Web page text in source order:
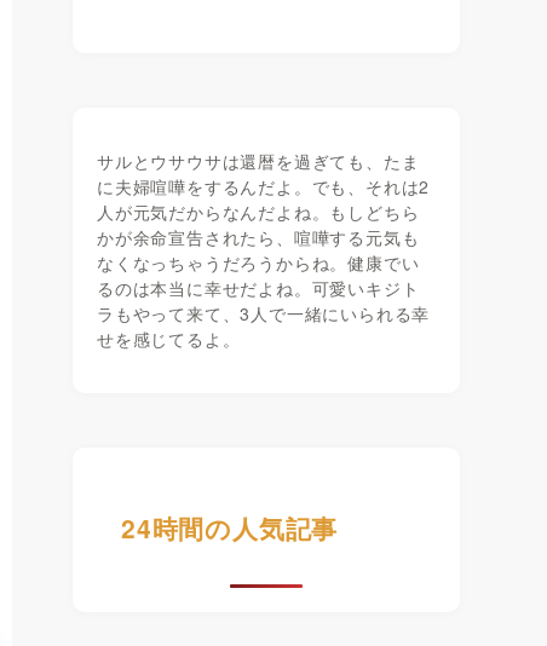
サルとウサウサは還暦を過ぎても、たま
に夫婦喧嘩をするんだよ。でも、それは2
人が元気だからなんだよね。もしどちら
かが余命宣告されたら、喧嘩する元気も
なくなっちゃうだろうからね。健康でい
るのは本当に幸せだよね。可愛いキジト
ラもやって来て、3人で一緒にいられる幸
せを感じてるよ。
24時間の人気記事